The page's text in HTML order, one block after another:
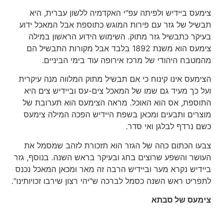
צימעס ביידיש ולפיתה עפ"י האקדמיה ללשון עברית, היא
תבשיל של גזר עם פירות המוגש כתוספת אבל המאכל ידוע
בעיקר כתבשיל גזר מתוק. השימוש הידוע הראשון במילה
צימעס הוא משנת 1892 בלבד אבל מקורות התבשיל הם
מהמטבח היהודי של מרכז אירופה עוד בימי הביניים.
הצימעס אינו קינוח כי אם תבשיל מתוק המלווה מנה עיקרית
ועל כך מעיד גם שמו של המאכל צים-עס וביידיש צים היא
התוספת, אס הוא האוכל. מראה הצימעס הוא תערובת של
מוצרים ותבעים ומכאן בשפת היידיש הפכה המילה צימעס
כשם נרדף לבלגן ואי סדר.
צבעו הכתום כהה של הגזר הוא תזכורת לזהב שמסמל את
העושר והשפע שרוצים בחג ובעיקר בראש השנה. בנוסף, גזר
ביידיש נקרא מער וביידיש הרבה זה מאר ומכאן המאכל נכנס
לתפריט ראש השנה כסמל לברכה ש"יהי רצון שירבו זכויותינו".
צימעס של סבתא